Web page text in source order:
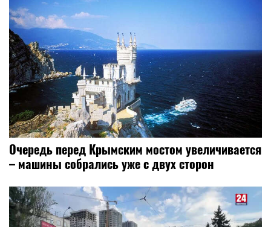
Очередь перед Крымским мостом увеличивается
– машины собрались уже с двух сторон